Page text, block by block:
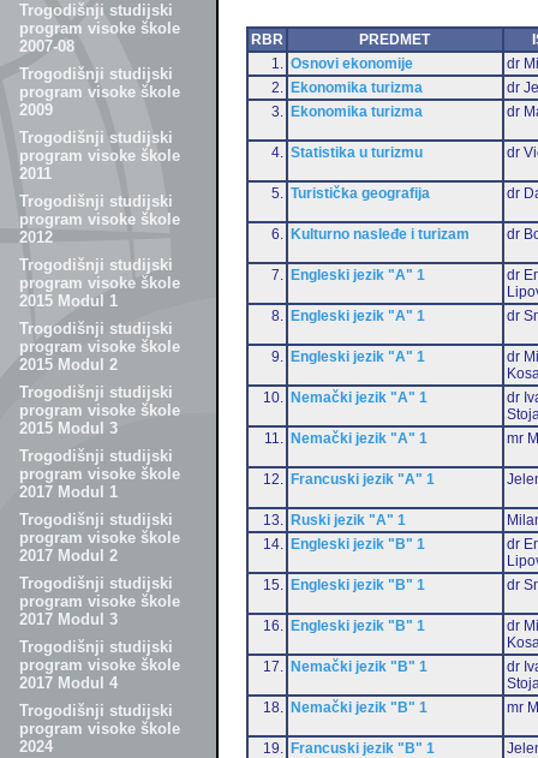
Trogodišnji studijski
program visoke škole
2007-08
Trogodišnji studijski
program visoke škole
2009
Trogodišnji studijski
program visoke škole
2011
Trogodišnji studijski
program visoke škole
2012
Trogodišnji studijski
program visoke škole
2015 Modul 1
Trogodišnji studijski
program visoke škole
2015 Modul 2
Trogodišnji studijski
program visoke škole
2015 Modul 3
Trogodišnji studijski
program visoke škole
2017 Modul 1
Trogodišnji studijski
program visoke škole
2017 Modul 2
Trogodišnji studijski
program visoke škole
2017 Modul 3
Trogodišnji studijski
program visoke škole
2017 Modul 4
Trogodišnji studijski
program visoke škole
2024
RBR PREDMET
1.
Osnovi ekonomije
dr
2.
Ekonomika turizma
dr
3.
Ekonomika turizma dr
4. Statistika u turizmu dr
5. Turistička geografija dr
6. Kulturno nasleđe i turizam dr
7. Engleski jezik "A" 1
dr
8.
Engleski jezik "A" 1 dr
9. Engleski jezik "A" 1
dr
10.
Nemački jezik "A" 1
dr
11.
Nemački jezik "A" 1 mr
12. Francuski jezik "A" 1
13. Ruski jezik "A" 1
14.
Engleski jezik "B" 1
dr
15.
Engleski jezik "B" 1 dr
16. Engleski jezik "B" 1
dr
17.
Nemački jezik "B" 1
dr
18.
Nemački jezik "B" 1 mr
19. Francuski jezik "B" 1